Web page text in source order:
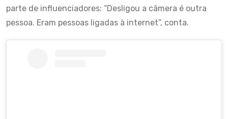
parte de influenciadores: “Desligou a câmera é outra
pessoa. Eram pessoas ligadas à internet”, conta.